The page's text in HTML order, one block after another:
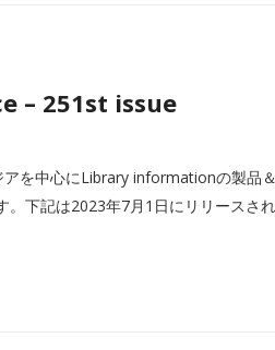
– 251st issue
を中心にLibrary informationの製品＆
下記は2023年7月1日にリリースさ